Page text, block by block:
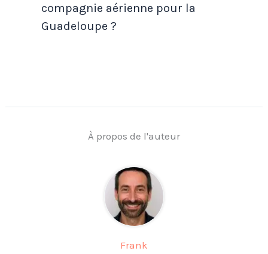
compagnie aérienne pour la
Guadeloupe ?
À propos de l'auteur
Frank